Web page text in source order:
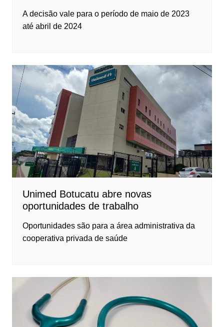
A decisão vale para o período de maio de 2023
até abril de 2024
Unimed Botucatu abre novas
oportunidades de trabalho
Oportunidades são para a área administrativa da
cooperativa privada de saúde